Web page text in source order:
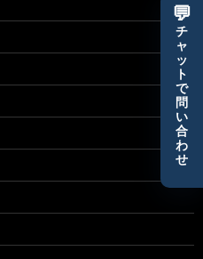
💬
チ
ャ
ッ
ト
で
問
い
合
わ
せ